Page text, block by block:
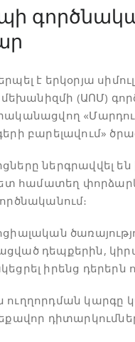
է երկօրյա
(ԱՈՄ)
բարելավում»
ներգրավվել
համատեղ
դեպքերին,
իրենց դերերն
ուղղորդման